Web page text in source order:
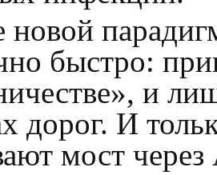
новой
быстро:
и
дорог. И
мост через